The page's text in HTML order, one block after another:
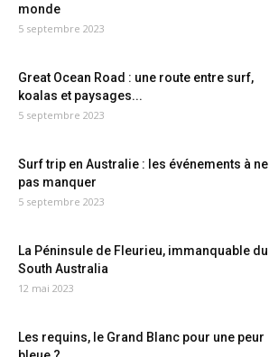
monde
5 septembre 2023
Great Ocean Road : une route entre surf,
koalas et paysages...
5 septembre 2023
Surf trip en Australie : les événements à ne
pas manquer
5 septembre 2023
La Péninsule de Fleurieu, immanquable du
South Australia
12 mai 2023
Les requins, le Grand Blanc pour une peur